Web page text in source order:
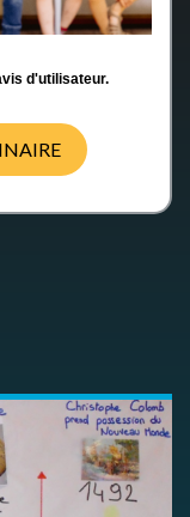
d'utilisateur.